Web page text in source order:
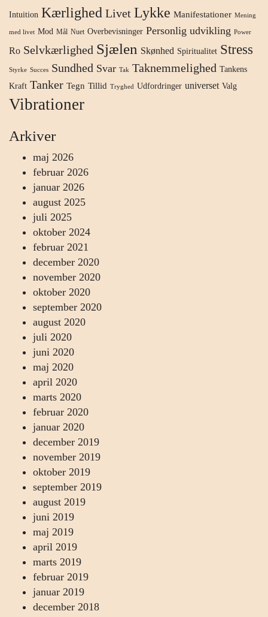
Intuition Kærlighed Livet Lykke Manifestationer Mening
med livet Mod Mål Nuet Overbevisninger Personlig udvikling Power
Ro Selvkærlighed Sjælen Skønhed Spiritualitet Stress
Styrke Succes Sundhed Svar Tak Taknemmelighed Tankens
Kraft Tanker Tegn Tillid Tryghed Udfordringer universet Valg
Vibrationer
Arkiver
maj 2026
februar 2026
januar 2026
august 2025
juli 2025
oktober 2024
februar 2021
december 2020
november 2020
oktober 2020
september 2020
august 2020
juli 2020
juni 2020
maj 2020
april 2020
marts 2020
februar 2020
januar 2020
december 2019
november 2019
oktober 2019
september 2019
august 2019
juni 2019
maj 2019
april 2019
marts 2019
februar 2019
januar 2019
december 2018